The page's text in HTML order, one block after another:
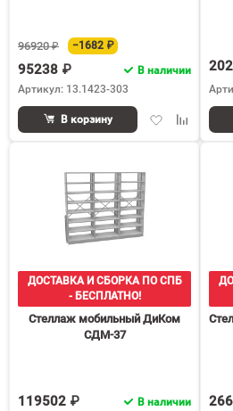
96920 ₽ −1682 ₽
95238 ₽
В наличии
Артикул: 13.1423-303
ДобавитьДобавить
В корзину
ДОСТАВКА И СБОРКА ПО СПБ
- БЕСПЛАТНО!
Стеллаж мобильный ДиКом
СДМ-37
119502 ₽
В наличии